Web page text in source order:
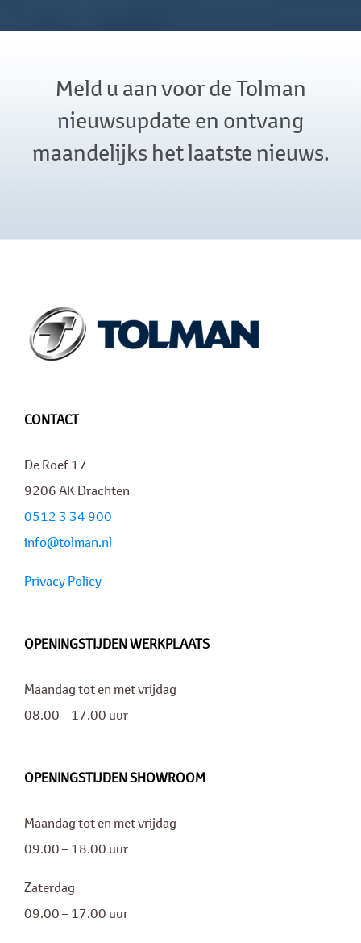
Meld u aan voor de Tolman
nieuwsupdate en ontvang
maandelijks het laatste nieuws.
CONTACT
De Roef 17
9206 AK Drachten
0512 3 34 900
info@tolman.nl
Privacy Policy
OPENINGSTIJDEN WERKPLAATS
Maandag tot en met vrijdag
08.00 – 17.00 uur
OPENINGSTIJDEN SHOWROOM
Maandag tot en met vrijdag
09.00 – 18.00 uur
Zaterdag
09.00 – 17.00 uur